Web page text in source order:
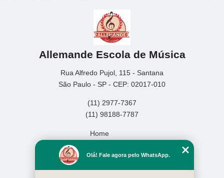
Allemande Escola de Música
Rua Alfredo Pujol, 115 - Santana
São Paulo - SP - CEP: 02017-010
(11) 2977-7367
(11) 98188-7787
Home
Missão
Serviços
Olá! Fale agora pelo WhatsApp.